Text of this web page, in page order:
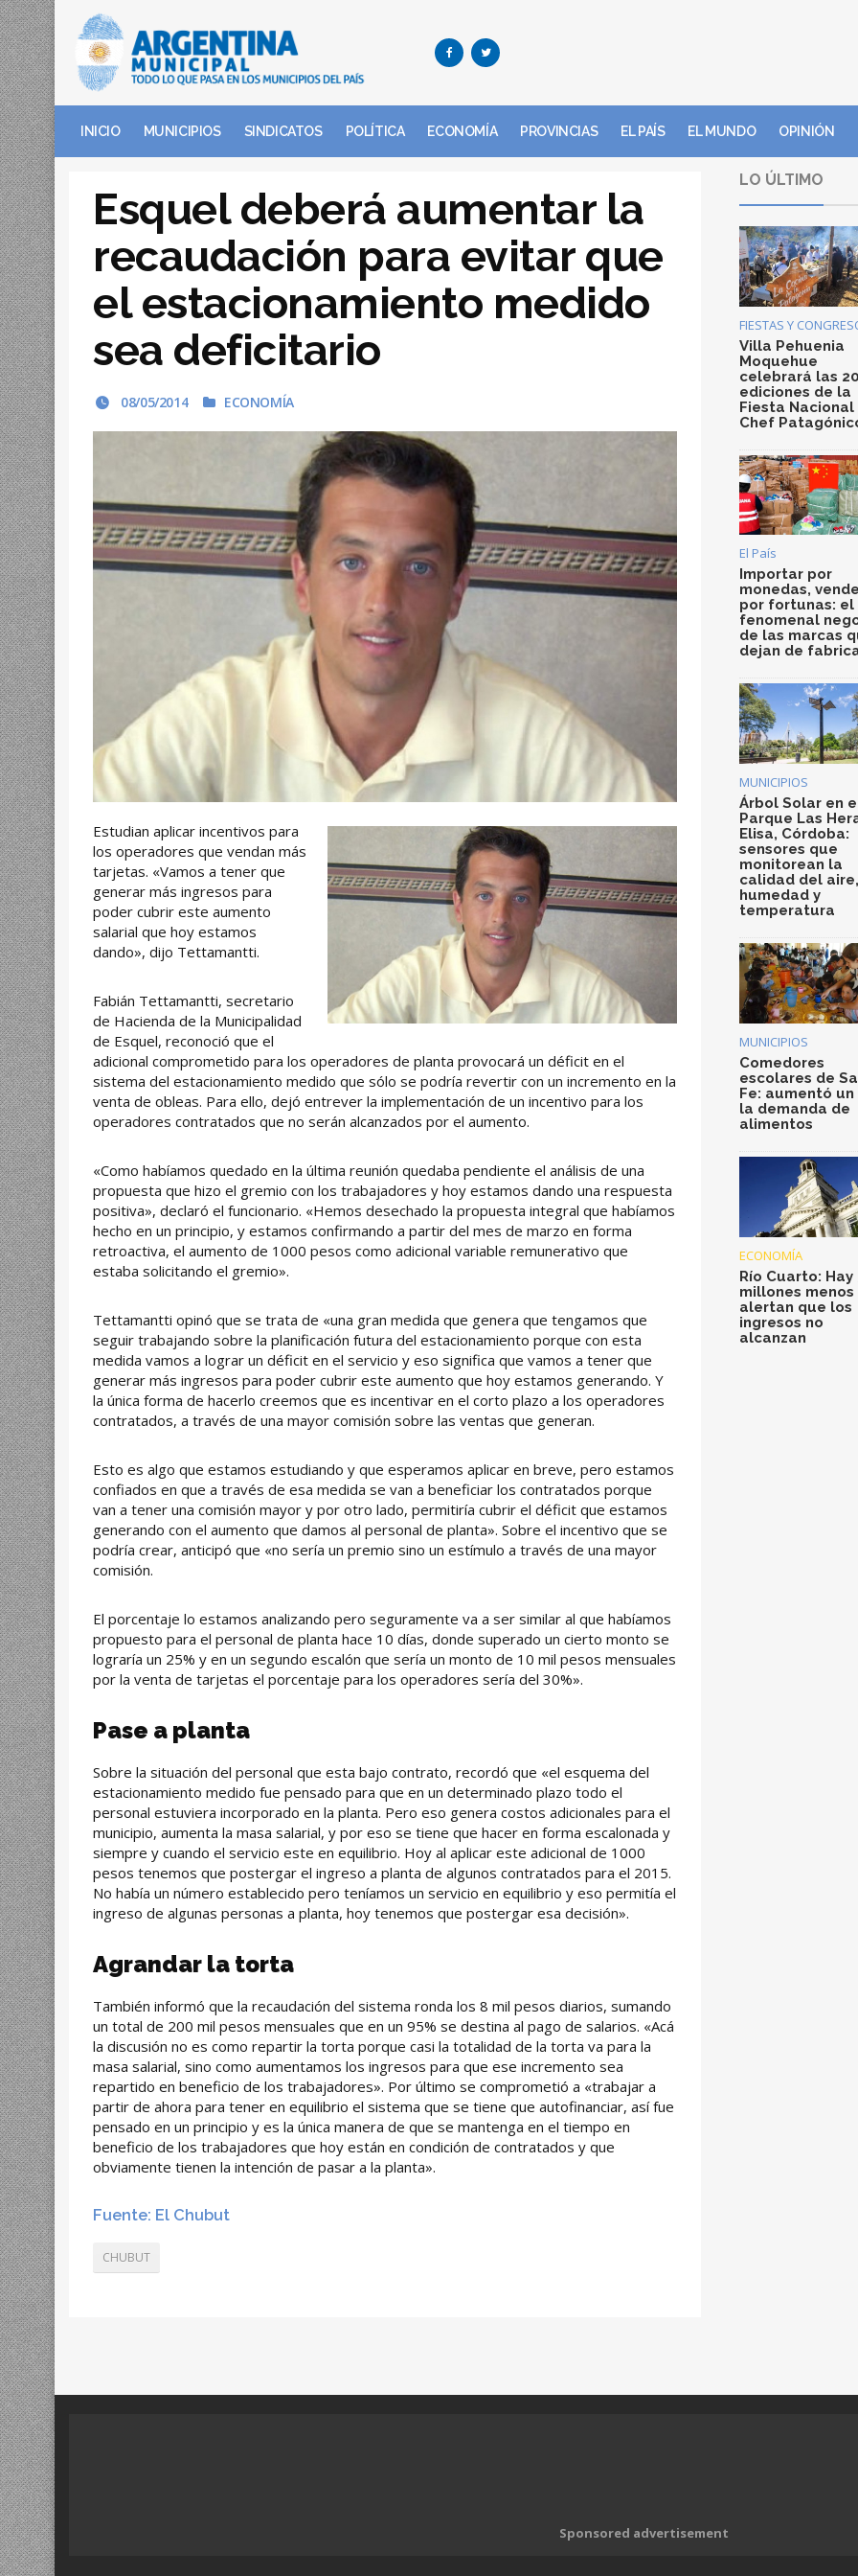
INICIO MUNICIPIOS SINDICATOS POLÍTICA ECONOMÍA PROVINCIAS EL PAÍS EL MUNDO OPINIÓN
Esquel deberá aumentar la
recaudación para evitar que
el estacionamiento medido
sea deficitario
08/05/2014 ECONOMÍA
Estudian aplicar incentivos para
los operadores que vendan más
tarjetas. «Vamos a tener que
generar más ingresos para
poder cubrir este aumento
salarial que hoy estamos
dando», dijo Tettamantti.
Fabián Tettamantti, secretario
de Hacienda de la Municipalidad
de Esquel, reconoció que el
adicional comprometido para los operadores de planta provocará un déficit en el
sistema del estacionamiento medido que sólo se podría revertir con un incremento en la
venta de obleas. Para ello, dejó entrever la implementación de un incentivo para los
operadores contratados que no serán alcanzados por el aumento.
«Como habíamos quedado en la última reunión quedaba pendiente el análisis de una
propuesta que hizo el gremio con los trabajadores y hoy estamos dando una respuesta
positiva», declaró el funcionario. «Hemos desechado la propuesta integral que habíamos
hecho en un principio, y estamos confirmando a partir del mes de marzo en forma
retroactiva, el aumento de 1000 pesos como adicional variable remunerativo que
estaba solicitando el gremio».
Tettamantti opinó que se trata de «una gran medida que genera que tengamos que
seguir trabajando sobre la planificación futura del estacionamiento porque con esta
medida vamos a lograr un déficit en el servicio y eso significa que vamos a tener que
generar más ingresos para poder cubrir este aumento que hoy estamos generando. Y
la única forma de hacerlo creemos que es incentivar en el corto plazo a los operadores
contratados, a través de una mayor comisión sobre las ventas que generan.
Esto es algo que estamos estudiando y que esperamos aplicar en breve, pero estamos
confiados en que a través de esa medida se van a beneficiar los contratados porque
van a tener una comisión mayor y por otro lado, permitiría cubrir el déficit que estamos
generando con el aumento que damos al personal de planta». Sobre el incentivo que se
podría crear, anticipó que «no sería un premio sino un estímulo a través de una mayor
comisión.
El porcentaje lo estamos analizando pero seguramente va a ser similar al que habíamos
propuesto para el personal de planta hace 10 días, donde superado un cierto monto se
lograría un 25% y en un segundo escalón que sería un monto de 10 mil pesos mensuales
por la venta de tarjetas el porcentaje para los operadores sería del 30%».
Pase a planta
Sobre la situación del personal que esta bajo contrato, recordó que «el esquema del
estacionamiento medido fue pensado para que en un determinado plazo todo el
personal estuviera incorporado en la planta. Pero eso genera costos adicionales para el
municipio, aumenta la masa salarial, y por eso se tiene que hacer en forma escalonada y
siempre y cuando el servicio este en equilibrio. Hoy al aplicar este adicional de 1000
pesos tenemos que postergar el ingreso a planta de algunos contratados para el 2015.
No había un número establecido pero teníamos un servicio en equilibrio y eso permitía el
ingreso de algunas personas a planta, hoy tenemos que postergar esa decisión».
Agrandar la torta
También informó que la recaudación del sistema ronda los 8 mil pesos diarios, sumando
un total de 200 mil pesos mensuales que en un 95% se destina al pago de salarios. «Acá
la discusión no es como repartir la torta porque casi la totalidad de la torta va para la
masa salarial, sino como aumentamos los ingresos para que ese incremento sea
repartido en beneficio de los trabajadores». Por último se comprometió a «trabajar a
partir de ahora para tener en equilibrio el sistema que se tiene que autofinanciar, así fue
pensado en un principio y es la única manera de que se mantenga en el tiempo en
beneficio de los trabajadores que hoy están en condición de contratados y que
obviamente tienen la intención de pasar a la planta».
Fuente: El Chubut
CHUBUT
LO ÚLTIMO
FIESTAS Y
Villa Pehuenia
Moquehue
celebrará las
ediciones de la
Fiesta
Chef
El País
Importar por
monedas,
por fortunas: el
fenomenal
de las marcas
dejan de
MUNICIPIOS
Árbol Solar en
Parque Las
Elisa, Córdoba:
sensores que
monitorean la
calidad del aire,
humedad y
temperatura
MUNICIPIOS
Comedores
escolares de
Fe: aumentó un
la demanda de
alimentos
ECONOMÍA
Río Cuarto: Hay
millones menos
alertan que los
ingresos no
alcanzan
Sponsored advertisement